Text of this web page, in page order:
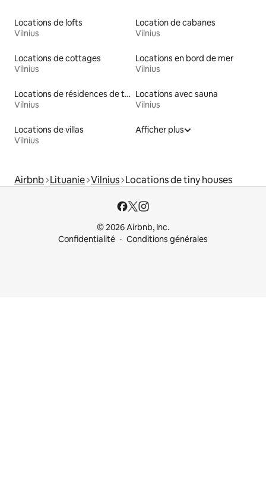
Locations de lofts
Vilnius
Location de cabanes
Vilnius
Locations de cottages
Vilnius
Locations en bord de mer
Vilnius
Locations de résidences de tourisme
Vilnius
Locations avec sauna
Vilnius
Locations de villas
Vilnius
Afficher plus
Airbnb Lituanie Vilnius Locations de tiny houses
© 2026 Airbnb, Inc.
Confidentialité
Conditions générales